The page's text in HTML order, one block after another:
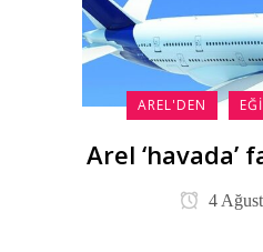
AREL'DEN
Arel ‘havada’
4